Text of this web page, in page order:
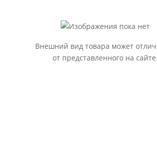
Внешний вид товара может
от представленного на сайте.